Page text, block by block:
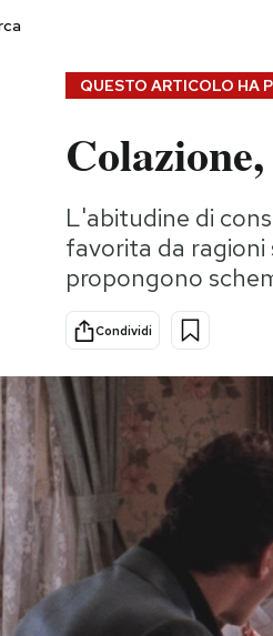
Consumismi
Storie/Idee
Ok Boomer!
Europa
Altrecose
Mondiali calcio 2026
QUESTO ARTICOLO HA
L'abitudine di
favorita da ragioni
propongono
Condividi